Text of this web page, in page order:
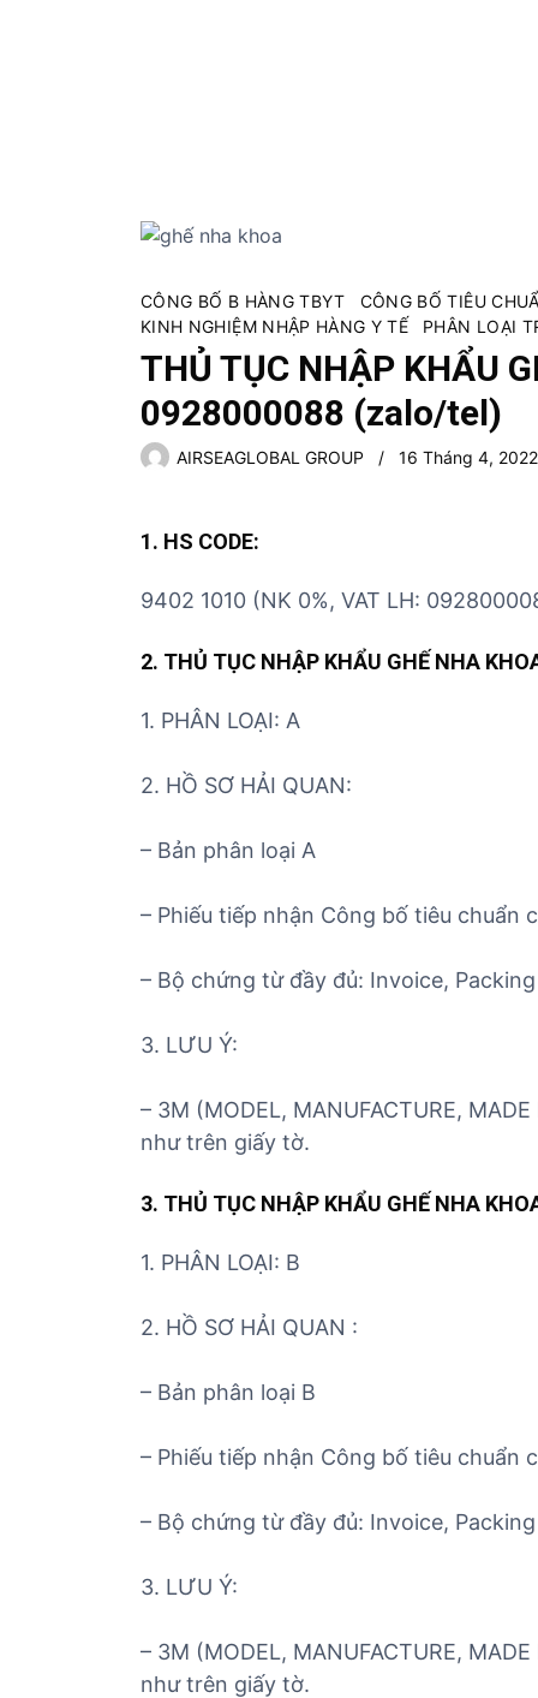
CÔNG BỐ B HÀNG TBYT
CÔNG BỐ TIÊU
KINH NGHIỆM NHẬP HÀNG Y TẾ
PHÂN LOẠI
THỦ TỤC NHẬP KHẨU
0928000088 (zalo/tel)
AIRSEAGLOBAL GROUP 16 Tháng 4, 2022
1. HS CODE:
9402 1010 (NK 0%, VAT LH:
2. THỦ TỤC NHẬP KHẨU GHẾ NHA
1. PHÂN LOẠI: A
2. HỒ SƠ HẢI QUAN:
– Bản phân loại A
– Phiếu tiếp nhận Công bố tiêu chuẩn
– Bộ chứng từ đầy đủ: Invoice,
3. LƯU Ý:
– 3M (MODEL, MANUFACTURE,
như trên giấy tờ.
3. THỦ TỤC NHẬP KHẨU GHẾ NHA
1. PHÂN LOẠI: B
2. HỒ SƠ HẢI QUAN :
– Bản phân loại B
– Phiếu tiếp nhận Công bố tiêu chuẩn
– Bộ chứng từ đầy đủ: Invoice,
3. LƯU Ý:
– 3M (MODEL, MANUFACTURE,
như trên giấy tờ.